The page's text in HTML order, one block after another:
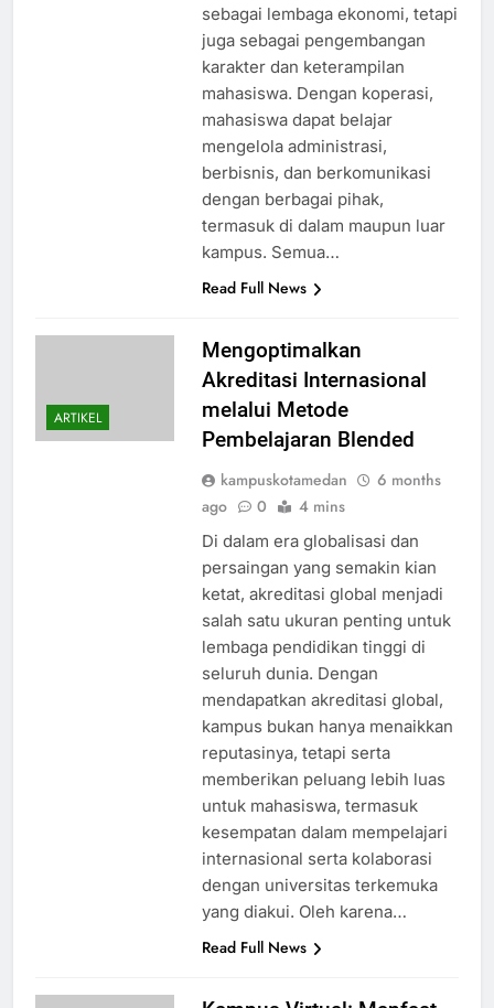
sebagai lembaga ekonomi, tetapi
juga sebagai pengembangan
karakter dan keterampilan
mahasiswa. Dengan koperasi,
mahasiswa dapat belajar
mengelola administrasi,
berbisnis, dan berkomunikasi
dengan berbagai pihak,
termasuk di dalam maupun luar
kampus. Semua…
Read Full News
ARTIKEL
Mengoptimalkan
Akreditasi Internasional
melalui Metode
Pembelajaran Blended
kampuskotamedan
6 months
ago
0 4 mins
Di dalam era globalisasi dan
persaingan yang semakin kian
ketat, akreditasi global menjadi
salah satu ukuran penting untuk
lembaga pendidikan tinggi di
seluruh dunia. Dengan
mendapatkan akreditasi global,
kampus bukan hanya menaikkan
reputasinya, tetapi serta
memberikan peluang lebih luas
untuk mahasiswa, termasuk
kesempatan dalam mempelajari
internasional serta kolaborasi
dengan universitas terkemuka
yang diakui. Oleh karena…
Read Full News